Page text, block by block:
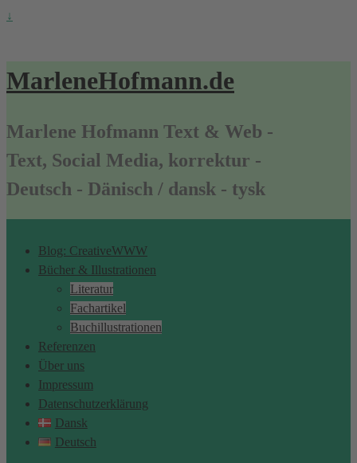
↓
MarleneHofmann.de
Marlene Hofmann Text & Web -
Text, Social Media, korrektur -
Deutsch - Dänisch / dansk - tysk
Blog: CreativeWWW
Bücher & Illustrationen
Literatur
Fachartikel
Buchillustrationen
Referenzen
Über uns
Impressum
Datenschutzerklärung
Dansk
Deutsch